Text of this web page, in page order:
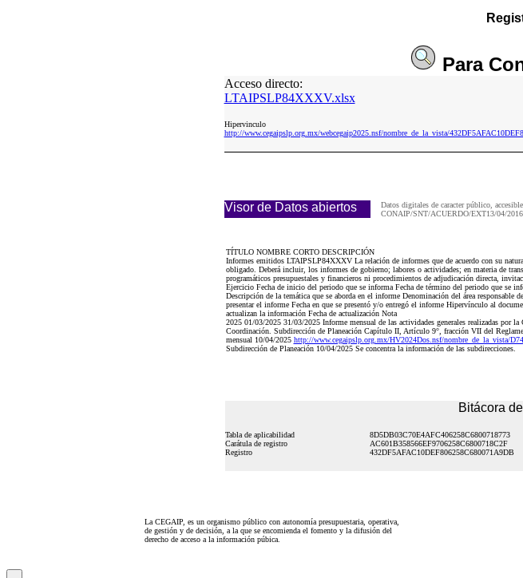
Para
Acceso directo:
LTAIPSLP84XXXV.xlsx
Hipervinculo
http://www.cegaipslp.org.mx/webcegaip2025.nsf/nombre_de_la_vista/
Visor de Datos abiertos
Datos digitales de caracter público,
CONAIP/SNT/ACUERDO/EXT13/04/
TÍTULO NOMBRE CORTO DESCRIPCIÓN
Informes emitidos LTAIPSLP84XXXV La relación de informes que de acuerdo con su
obligado. Deberá incluir, los informes de gobierno; labores o actividades; en materia de
programáticos presupuestales y financieros ni procedimientos de adjudicación directa,
Ejercicio Fecha de inicio del periodo que se informa Fecha de término del periodo que
Descripción de la temática que se aborda en el informe Denominación del área
presentar el informe Fecha en que se presentó y/o entregó el informe Hipervínculo al
actualizan la información Fecha de actualización Nota
2025 01/03/2025 31/03/2025 Informe mensual de las actividades generales realizadas por
Coordinación. Subdirección de Planeación Capítulo II, Artículo 9°, fracción VII del
mensual 10/04/2025 http://www.cegaipslp.org.mx/HV2024Dos.nsf/nombre_de_la_vista/
Subdirección de Planeación 10/04/2025 Se concentra la información de las subdirecciones.
Bitácora
Tabla de aplicabilidad 8D5DB03C70E4AFC406258C6800718773
Carátula de registro
AC601B358566EF9706258C6800718C2F
Registro
432DF5AFAC10DEF806258C680071A9DB
La CEGAIP, es un organismo público con autonomía presupuestaria, operativa,
de gestión y de decisión, a la que se encomienda el fomento y la difusión del
derecho de acceso a la información púbica.